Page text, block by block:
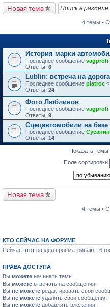
Новая тема
4 темы •
История марки
Последнее сообщение vagprofi
Ответы: 6
Lublin: встреча на
Последнее сообщение piatroc «
Ответы: 24
Фото Люблинов
Последнее сообщение vagprofi
Ответы: 9
Сцецавтомобили на
Последнее сообщение Сусанин
Ответы: 14
Показать темы
Поле сортировки
Новая тема
4 темы •
КТО СЕЙЧАС НА ФОРУМЕ
Сейчас этот раздел просматривают: 6
ПРАВА ДОСТУПА
Вы можете начинать темы
Вы можете отвечать на сообщения
Вы не можете редактировать свои
Вы не можете удалять свои сообщения
Вы не можете добавлять вложения